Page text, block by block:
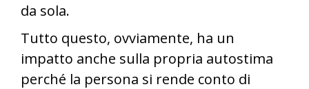
da sola.
Tutto questo, ovviamente, ha un
impatto anche sulla propria autostima
perché la persona si rende conto di